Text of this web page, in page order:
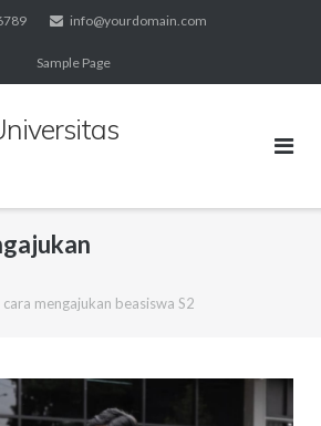
info@yourdomain.com
Sample Page
cara mengajukan beasiswa S2